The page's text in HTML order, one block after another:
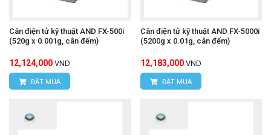
Cân điện tử kỹ thuật AND FX-500i
(520g x 0.001g, cân đếm)
12,124,000 VND
ĐẶT MUA
Cân điện tử kỹ thuật AND FX-5000i
(5200g x 0.01g, cân đếm)
12,183,000 VND
ĐẶT MUA